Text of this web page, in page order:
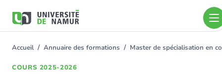
contenu
You
Accueil Annuaire des formations Master de spécialisation en
COURS 2025-2026